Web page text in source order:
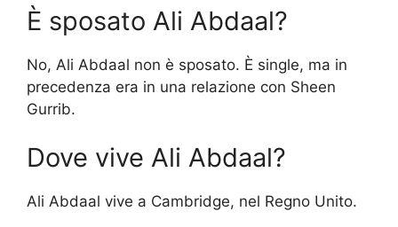
È sposato Ali Abdaal?
No, Ali Abdaal non è sposato. È single, ma in
precedenza era in una relazione con Sheen
Gurrib.
Dove vive Ali Abdaal?
Ali Abdaal vive a Cambridge, nel Regno Unito.